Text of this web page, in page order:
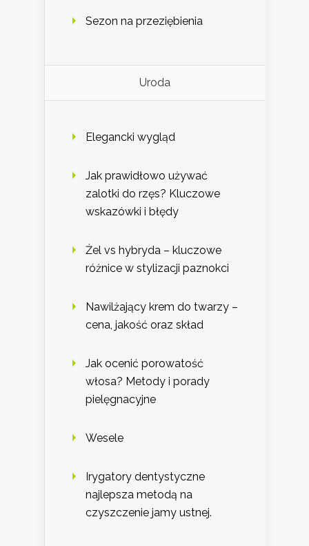
Sezon na przeziębienia
Uroda
Elegancki wygląd
Jak prawidłowo używać
zalotki do rzęs? Kluczowe
wskazówki i błędy
Żel vs hybryda – kluczowe
różnice w stylizacji paznokci
Nawilżający krem do twarzy –
cena, jakość oraz skład
Jak ocenić porowatość
włosa? Metody i porady
pielęgnacyjne
Wesele
Irygatory dentystyczne
najlepsza metodą na
czyszczenie jamy ustnej.